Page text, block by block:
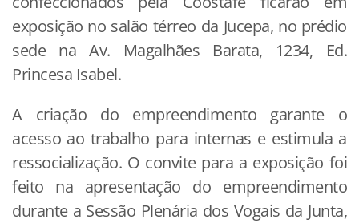
exposição no salão térreo da Jucepa, no prédio
sede na Av. Magalhães Barata, 1234, Ed.
Princesa Isabel.
A criação do empreendimento garante o
acesso ao trabalho para internas e estimula a
ressocialização. O convite para a exposição foi
feito na apresentação do empreendimento
durante a Sessão Plenária dos Vogais da Junta,